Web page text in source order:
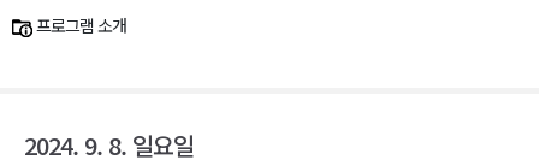
프로그램 소개
2024. 9. 8. 일요일